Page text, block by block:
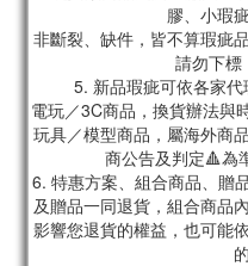
膠、小瑕
非斷裂、缺件，皆不算瑕疵
請勿下標
5. 新品瑕疵可依各家
電玩／3C商品，換貨辦法與
玩具／模型商品，屬海外商
商公告及判定🔺為
6. 特惠方案、組合商品、贈
及贈品一同退貨，組合商品
影響您退貨的權益，也可能